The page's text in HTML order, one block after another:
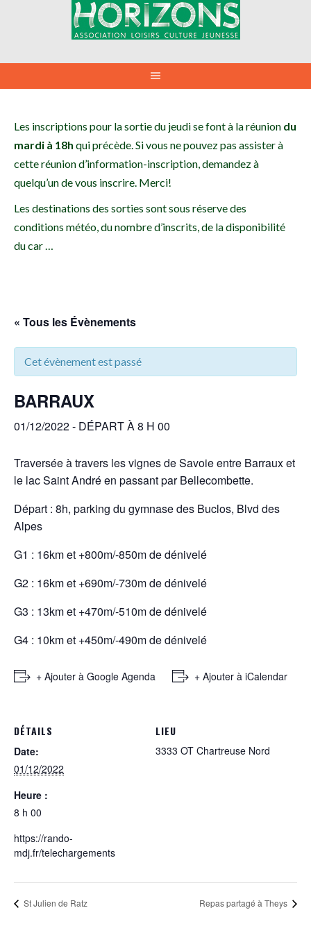
Les inscriptions pour la sortie du jeudi se font à la réunion du
mardi à 18h qui précède. Si vous ne pouvez pas assister à
cette réunion d’information-inscription, demandez à
quelqu’un de vous inscrire. Merci!
Les destinations des sorties sont sous réserve des
conditions météo, du nombre d’inscrits, de la disponibilité
du car …
« Tous les Évènements
Cet évènement est passé
BARRAUX
01/12/2022 - DÉPART À 8 H 00
Traversée à travers les vignes de Savoie entre Barraux et
le lac Saint André en passant par Bellecombette.
Départ : 8h, parking du gymnase des Buclos, Blvd des
Alpes
G1 : 16km et +800m/-850m de dénivelé
G2 : 16km et +690m/-730m de dénivelé
G3 : 13km et +470m/-510m de dénivelé
G4 : 10km et +450m/-490m de dénivelé
+ Ajouter à Google Agenda + Ajouter à iCalendar
DÉTAILS
Date:
01/12/2022
Heure :
8 h 00
https://rando-
mdj.fr/telechargements
LIEU
3333 OT Chartreuse Nord
St Julien de Ratz Repas partagé à Theys